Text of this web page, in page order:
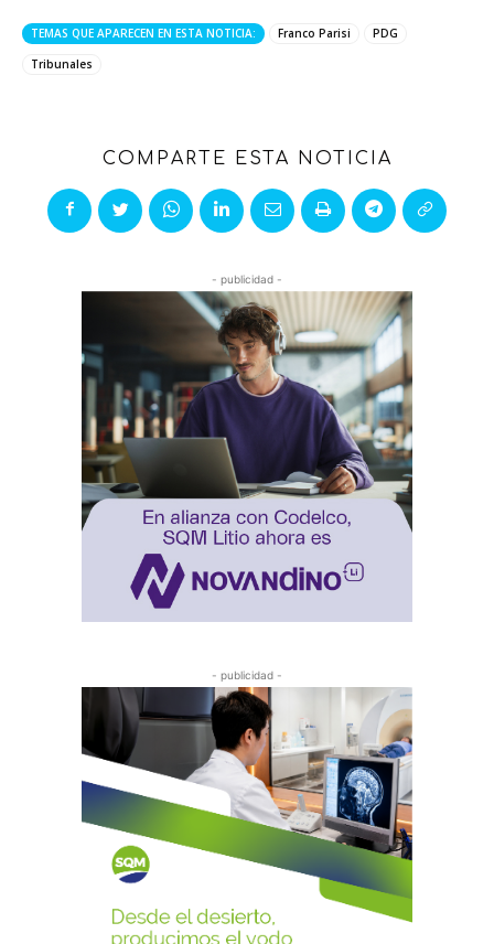
TEMAS QUE APARECEN EN ESTA NOTICIA: Franco Parisi
PDG
Tribunales
COMPARTE ESTA NOTICIA
- publicidad -
- publicidad -